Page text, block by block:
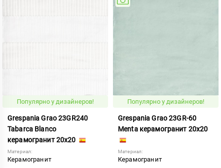
Популярно у дизайнеров!
Grespania Grao 23GR240
Tabarca Blanco
керамогранит 20x20
Материал:
Керамогранит
Популярно у дизайнеров!
Grespania Grao 23GR-60
Menta керамогранит 20x20
Материал:
Керамогранит